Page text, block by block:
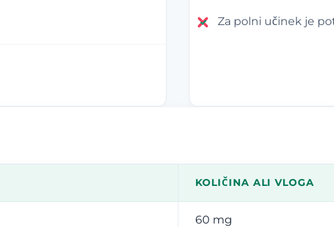
Za polni učinek je
KOLIČINA ALI VLOGA
60 mg